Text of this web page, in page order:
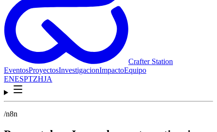
Crafter Station
EventosProyectosInvestigacionImpactoEquipo
ENESPTZHJA
/n8n